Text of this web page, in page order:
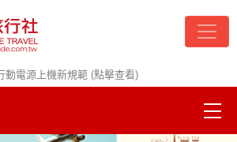
動電源上機新規範 (點擊查看)